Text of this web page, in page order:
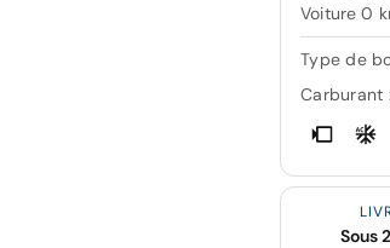
Voiture 0
Type de
Carburant :
Sous